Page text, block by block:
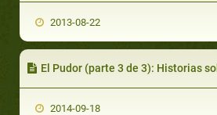
2013-08-22
El Pudor (parte 3 de 3): Historias
2014-09-18